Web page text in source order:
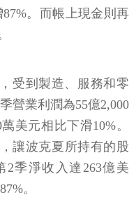
。而帳上現金則再
受到製造、服務和零
營業利潤為55億2,000
美元相比下滑10%。
讓波克夏所持有的股
季淨收入達263億美
。